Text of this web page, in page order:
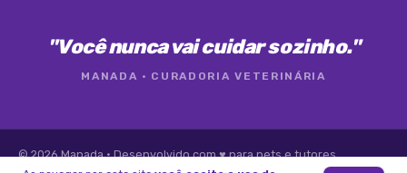
"Você nunca vai cuidar sozinho."
MANADA · CURADORIA VETERINÁRIA
© 2026 Manada · Desenvolvido com ♥ para pets e tutores